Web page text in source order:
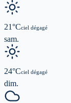
21°Cciel dégagé
sam.
24°Cciel dégagé
dim.